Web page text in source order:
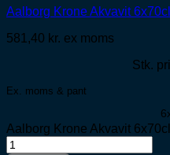
Aalborg Krone Akvavit 6x70cl
581,40 kr. ex moms
Stk.
Ex. moms & pant
Aalborg Krone Akvavit